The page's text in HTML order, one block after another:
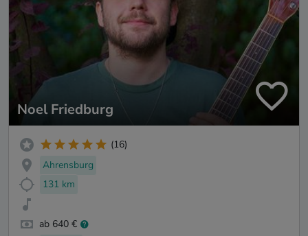
Noel Friedburg
(16)
Ahrensburg
131 km
ab 640 €